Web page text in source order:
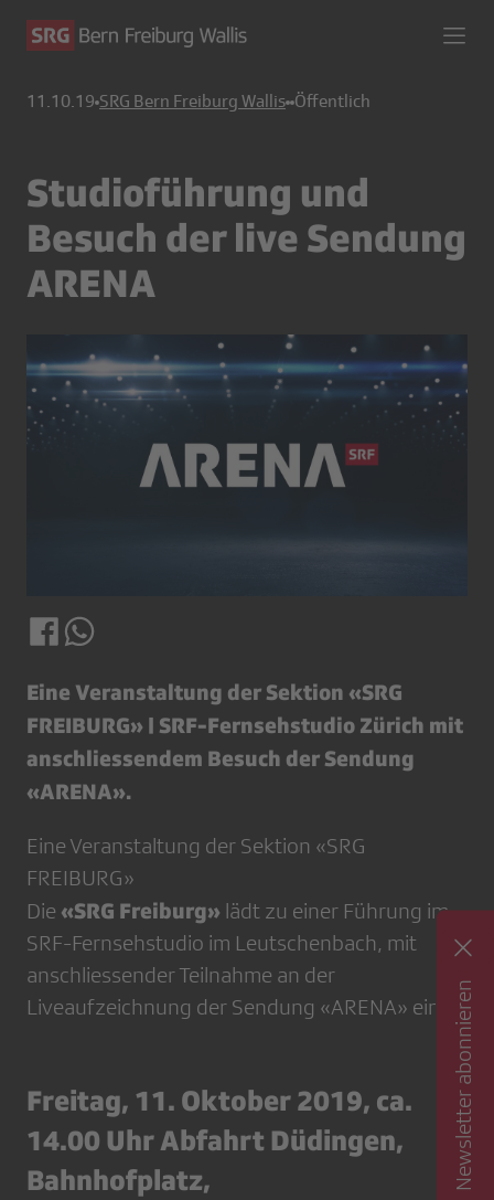
11.10.19 SRG Bern Freiburg Wallis Öffentlich
Studioführung und
Besuch der live Sendung
ARENA
Eine Veranstaltung der Sektion «SRG
FREIBURG» | SRF-Fernsehstudio Zürich mit
anschliessendem Besuch der Sendung
«ARENA».
Eine Veranstaltung der Sektion «SRG
FREIBURG»
Die «SRG Freiburg» lädt zu einer Führung im
SRF-Fernsehstudio im Leutschenbach, mit
anschliessender Teilnahme an der
Liveaufzeichnung der Sendung «ARENA» ein.
Freitag, 11. Oktober 2019, ca.
14.00 Uhr Abfahrt Düdingen,
Bahnhofplatz,
Newsletter abonnieren